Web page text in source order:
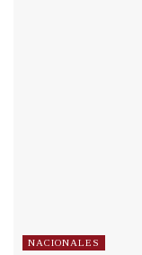
NACIONALES